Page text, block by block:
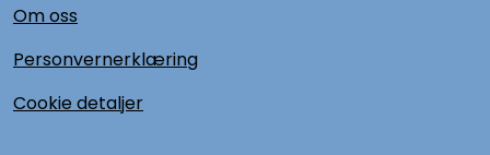
Om oss
Personvernerklæring
Cookie detaljer